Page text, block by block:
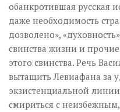
обанкротившая русская
даже необходимость
дозволено»,
свинства жизни и
этого свинства. Речь
вытащить Левиафана за
экзистенциальной
смириться с